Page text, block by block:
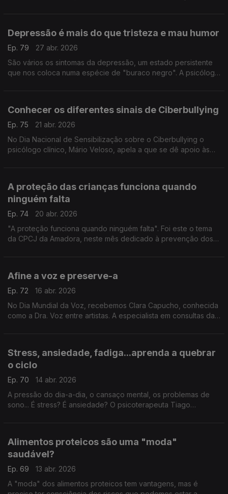
Depressão é mais do que tristeza e mau humor
Ep. 79
27 abr. 2026
São vários os sintomas da depressão, um estado persistente
que nos coloca numa espécie de "buraco negro". A psicóloga
Conhecer os diferentes sinais de Ciberbullying
Ep. 75
21 abr. 2026
No Dia Nacional de Sensibilização sobre o Ciberbullying o
psicólogo clínico, Mário Veloso, apela a que se dê apoio às
A proteção das crianças funciona quando
ninguém falta
Ep. 74
20 abr. 2026
"A proteção funciona quando ninguém falta". Foi este o tema
da CPCJ da Amadora, neste mês dedicado à prevenção dos
Afine a voz e preserve-a
Ep. 72
16 abr. 2026
No Dia Mundial da Voz, recebemos Clara Capucho, conhecida
como a Dra. Voz entre artistas. A especialista em consultas da
Stress, ansiedade, fadiga...aprenda a quebrar
o ciclo
Ep. 70
14 abr. 2026
A pressão do dia-a-dia, o cansaço mental, os problemas de
sono... É stress? É ansiedade? O psicoterapeuta Tiago
Alimentos proteicos são uma "moda"
saudável?
Ep. 69
13 abr. 2026
A "moda" dos alimentos proteicos tem vantagens, mas é